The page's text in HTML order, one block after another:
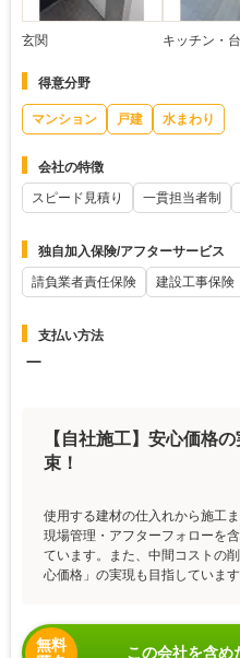
玄関 キッチン・
得意分野
マンション 戸建 水まわり
会社の特徴
スピード見積り
一貫担当者制
独自加入保険/アフターサービス
請負業者責任保険
建設工事保険
支払い方法
ー
【自社施工】安心価格
束！
使用する建材の仕入れから施工
現場管理・アフターフォローを
ています。また、中間コストの
心価格」の実現も目指しています
無料
この会社を含め